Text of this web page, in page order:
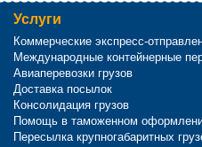
Услуги
Коммерческие экспресс-
Международные контейнерные
Авиаперевозки грузов
Доставка посылок
Консолидация грузов
Помощь в таможенном
Пересылка крупногабаритных